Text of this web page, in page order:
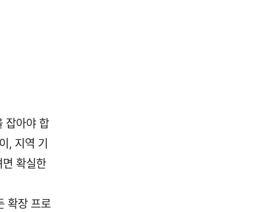
잡아야 합
, 지역 기
확실한
확장 프로